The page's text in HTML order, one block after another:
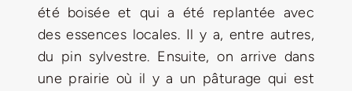
été boisée et qui a été replantée avec
des essences locales. Il y a, entre autres,
du pin sylvestre. Ensuite, on arrive dans
une prairie où il y a un pâturage qui est